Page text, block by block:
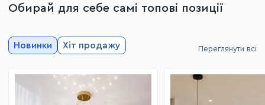
Обирай для себе самі топові позиції
Новинки Хіт продажу Переглянути всі